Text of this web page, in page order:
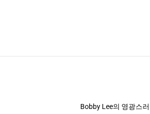
Bobby Lee의 영광스